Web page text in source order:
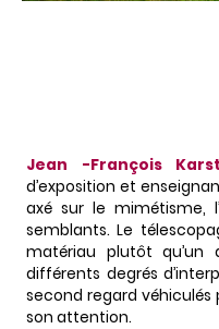
Jean -François Karst
d’exposition et
axé sur le mimétisme,
semblants. Le
matériau plutôt
différents degrés
second regard
son attention.